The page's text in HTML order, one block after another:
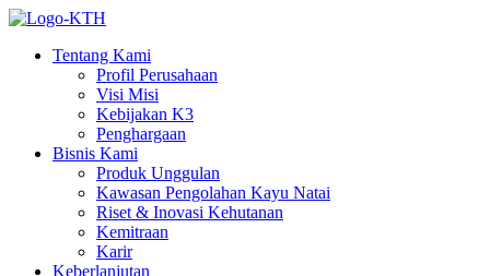
Tentang Kami
Profil Perusahaan
Visi Misi
Kebijakan K3
Penghargaan
Bisnis Kami
Produk Unggulan
Kawasan Pengolahan Kayu Natai
Riset & Inovasi Kehutanan
Kemitraan
Karir
Keberlanjutan